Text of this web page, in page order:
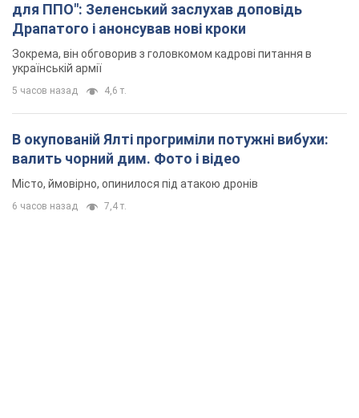
для ППО": Зеленський заслухав доповідь
Драпатого і анонсував нові кроки
Зокрема, він обговорив з головкомом кадрові питання в
українській армії
5 часов назад 4,6 т.
В окупованій Ялті прогриміли потужні вибухи:
валить чорний дим. Фото і відео
Місто, ймовірно, опинилося під атакою дронів
6 часов назад 7,4 т.